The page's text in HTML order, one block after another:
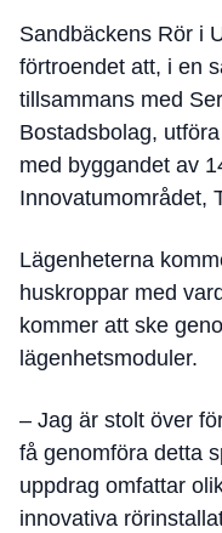
Sandbäckens Rör i
förtroendet att, i en
tillsammans med
Bostadsbolag,
med byggandet av
Innovatumområdet,
Lägenheterna
huskroppar med
kommer att ske
lägenhetsmoduler.
– Jag är stolt över
få genomföra detta
uppdrag omfattar
innovativa